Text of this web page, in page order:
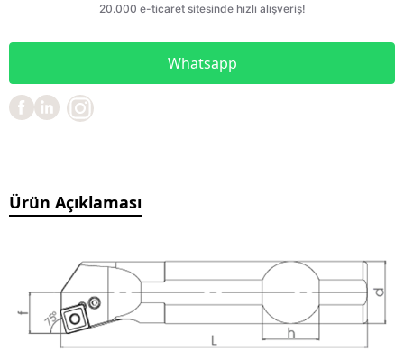
Whatsapp
Ürün Açıklaması